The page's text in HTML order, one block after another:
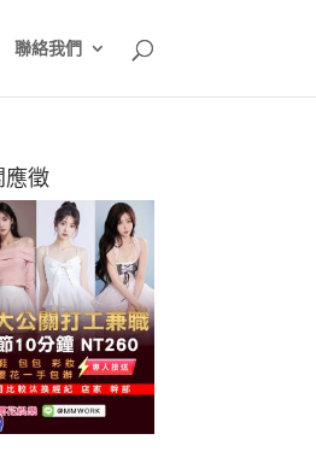
聯絡我們
應徵